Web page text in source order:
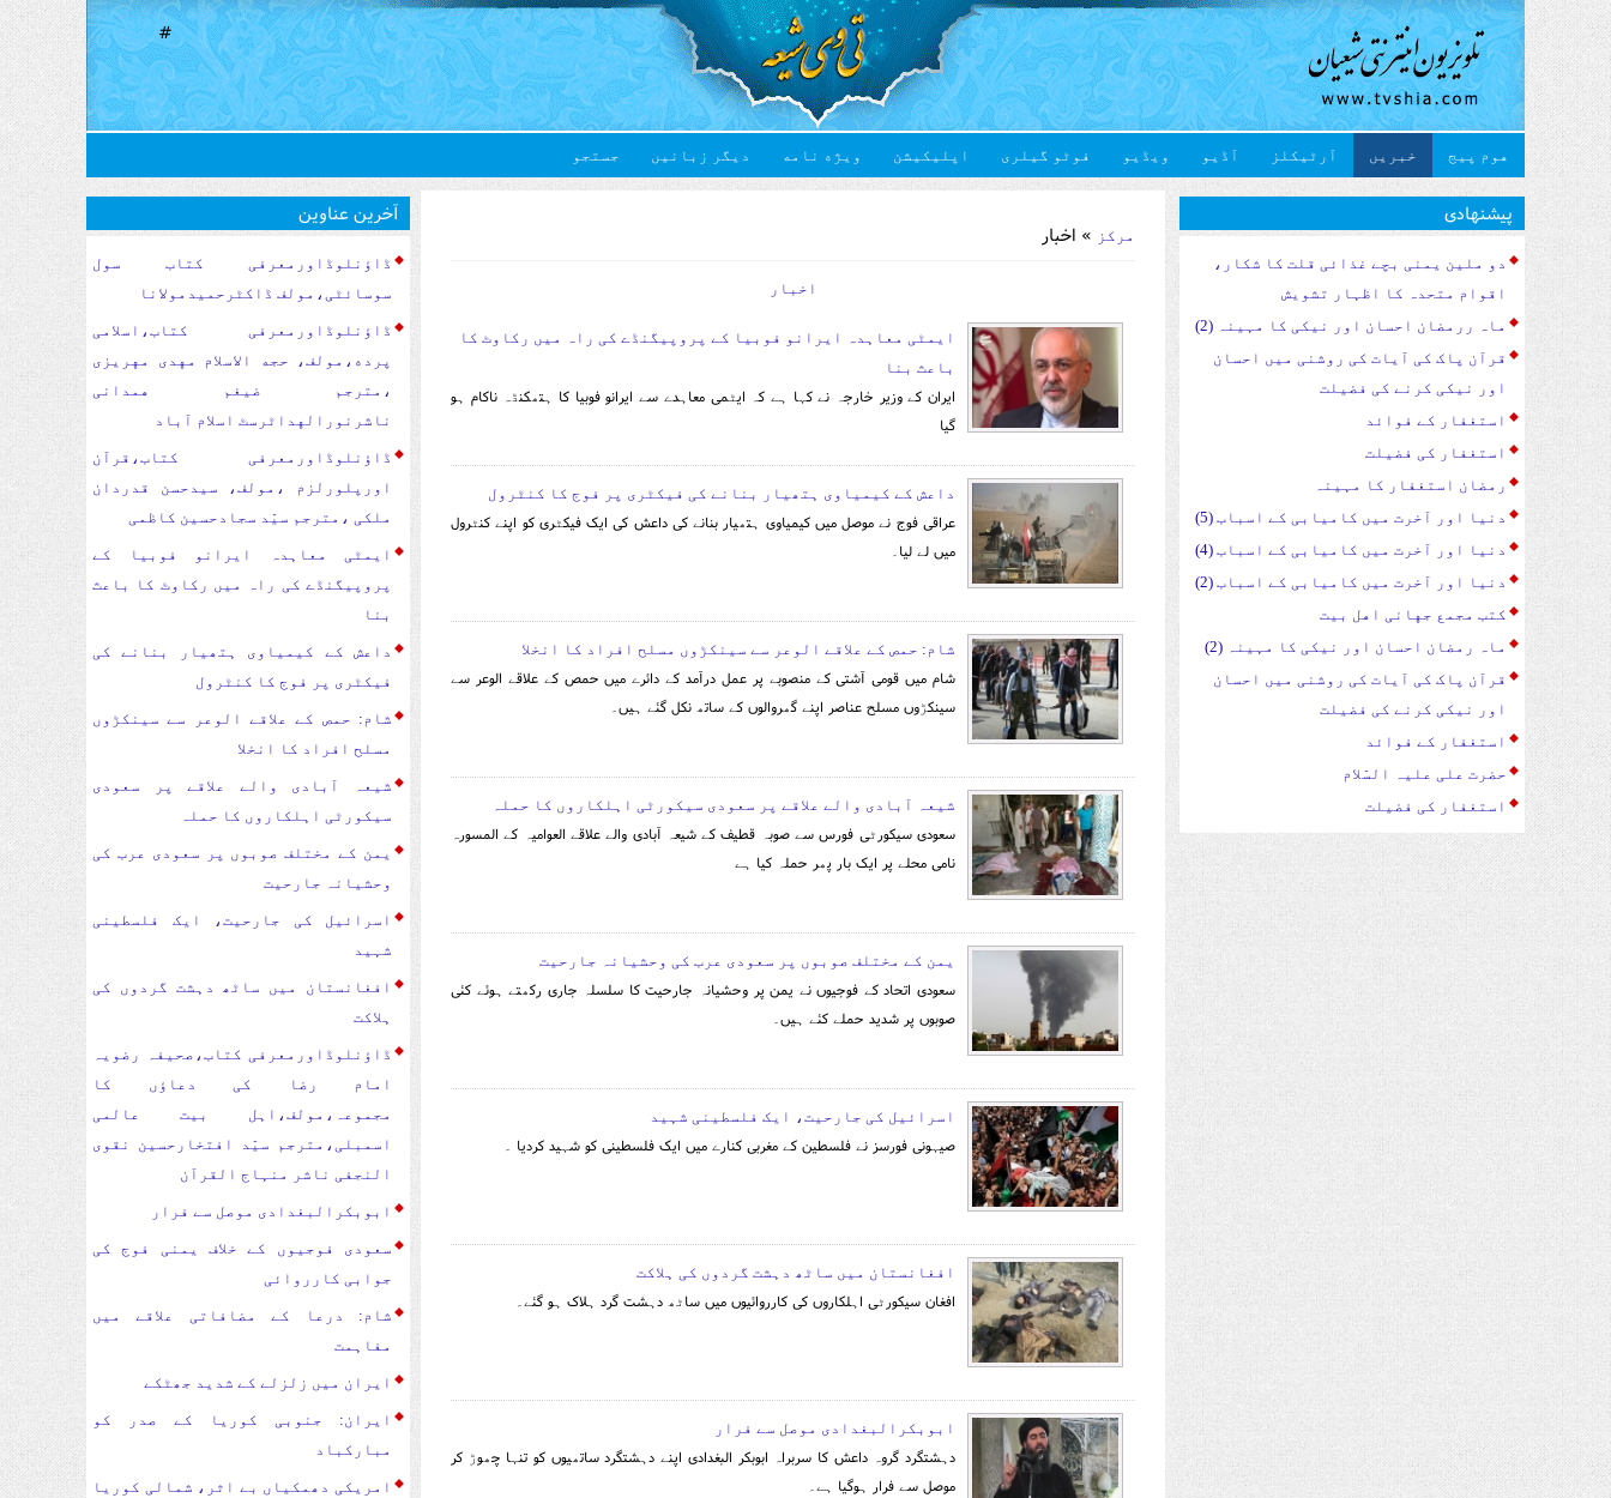
#
هوم پیج خبریں آرٹیکلز آڈیو ویڈیو فوٹو گیلری اپلیکیشن ویژه نامه دیگر زبانیں جستجو
مرکز » اخبار
اخبار
ایمٹی معاہدہ ایرانو فوبیا کے پروپیگنڈے کی راہ میں رکاوٹ کا
باعث بنا
ایران کے وزیر خارجہ نے کہا ہے کہ ایٹمی معاہدے سے ایرانو فوبیا کا ہتھکنڈہ ناکام ہو
گیا
داعش کے کیمیاوی ہتھیار بنانے کی فیکٹری پر فوج کا کنٹرول
عراقی فوج نے موصل میں کیمیاوی ہتھیار بنانے کی داعش کی ایک فیکٹری کو اپنے کنٹرول
میں لے لیا۔
شام: حمص کے علاقے الوعر سے سینکڑوں مسلح افراد کا انخلا
شام میں قومی آشتی کے منصوبے پر عمل درآمد کے دائرے میں حمص کے علاقے الوعر سے
سینکڑوں مسلح عناصر اپنے گھروالوں کے ساتھ نکل گئے ہیں۔
شیعہ آبادی والے علاقے پر سعودی سیکورٹی اہلکاروں کا حملہ
سعودی سیکورٹی فورس سے صوبہ قطیف کے شیعہ آبادی والے علاقے العوامیہ کے المسورہ
نامی محلے پر ایک بار پھر حملہ کیا ہے
یمن کے مختلف صوبوں پر سعودی عرب کی وحشیانہ جارحیت
سعودی اتحاد کے فوجیوں نے یمن پر وحشیانہ جارحیت کا سلسلہ جاری رکھتے ہوئے کئی
صوبوں پر شدید حملے کئے ہیں۔
اسرائیل کی جارحیت، ایک فلسطینی شہید
صیہونی فورسز نے فلسطین کے مغربی کنارے میں ایک فلسطینی کو شہید کردیا ۔
افغانستان میں ساٹھ دہشت گردوں کی ہلاکت
افغان سیکورٹی اہلکاروں کی کارروائیوں میں ساٹھ دہشت گرد ہلاک ہو گئے۔
ابوبکرالبغدادی موصل سے فرار
دہشتگرد گروہ داعش کا سربراہ ابوبکر البغدادی اپنے دہشتگرد ساتھیوں کو تنہا چھوڑ کر
موصل سے فرار ہوگیا ہے۔
آخرین عناوین
ڈاؤنلوڈاورمعرفی کتاب سول
سوسا‏‏ئٹی،مولف ڈاکٹرحمیدمولانا
ڈاؤنلوڈاورمعرفی کتاب،اسلامی
پرده،مولف، حجه الاسلام مهدی مهریزی
،مترجم ضیغم همدانی
ناشرنورالهداٹرسٹ اسلام آباد
ڈاؤنلوڈاورمعرفی کتاب،قرآن
اورپلورلزم ،مولف، سیدحسن قدردان
ملکی ،مترجم سیّد سجادحسین کاظمی
ایمٹی معاہدہ ایرانو فوبیا کے
پروپیگنڈے کی راہ میں رکاوٹ کا باعث
بنا
داعش کے کیمیاوی ہتھیار بنانے کی
فیکٹری پر فوج کا کنٹرول
شام: حمص کے علاقے الوعر سے سینکڑوں
مسلح افراد کا انخلا
شیعہ آبادی والے علاقے پر سعودی
سیکورٹی اہلکاروں کا حملہ
یمن کے مختلف صوبوں پر سعودی عرب کی
وحشیانہ جارحیت
اسرائیل کی جارحیت، ایک فلسطینی
شہید
افغانستان میں ساٹھ دہشت گردوں کی
ہلاکت
ڈاؤنلوڈاورمعرفی کتاب،صحیفہ رضویہ
امام رضا کی دعاؤں کا
مجموعہ،مولف،اہل بیت عالمی
اسمبلی،مترجم سیّد افتخارحسین نقوی
النجفی ناشر منہاج القرآن
ابوبکرالبغدادی موصل سے فرار
سعودی فوجیوں کے خلاف یمنی فوج کی
جوابی کارروائی
شام: درعا کے مضافاتی علاقے میں
مفاہمت
ایران میں زلزلے کے شدید جھٹکے
ایران: جنوبی کوریا کے صدر کو
مبارکباد
امریکی دھمکیاں بے اثر، شمالی کوریا
پیشنهادی
دو ملین یمنی بچے غذائی قلت کا شکار،
اقوام متحدہ کا اظہار تشویش
ماہ ررمضان احسان اور نیکی کا مہینہ (2)
قرآن پاک کی آیات کی روشنی میں احسان
اور نیکی کرنے کی فضیلت
استغفار کے فوائد
استغفار کی فضیلت
رمضان استغفار کا مہینہ
دنیا اور آخرت میں کامیابی کے اسباب (5)
دنیا اور آخرت میں کامیابی کے اسباب (4)
دنیا اور آخرت میں کامیابی کے اسباب (2)
کتب مجمع جهانی اهل بیت
ماہ رمضان احسان اور نیکی کا مہینہ (2)
قرآن پاک کی آیات کی روشنی میں احسان
اور نیکی کرنے کی فضیلت
استغفار کے فوائد
حضرت علی علیہ السّلام
استغفار کی فضیلت